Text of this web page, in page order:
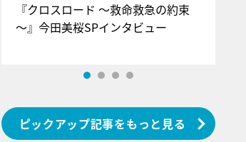
『クロスロード ～救命救急の約束
～』今田美桜SPインタビュー
ピックアップ記事をもっと見る